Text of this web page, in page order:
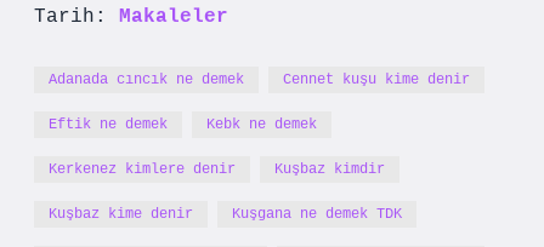
Tarih: Makaleler
Adanada cıncık ne demek Cennet kuşu kime denir
Eftik ne demek Kebk ne demek
Kerkenez kimlere denir Kuşbaz kimdir
Kuşbaz kime denir Kuşgana ne demek TDK